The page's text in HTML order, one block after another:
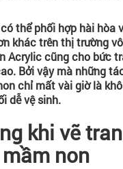
thể phối hợp hài hòa
khác trên thị trường
Acrylic cũng cho bức
Bởi vậy mà những
chỉ mất vài giờ là
dễ vệ sinh.
khi vẽ
non